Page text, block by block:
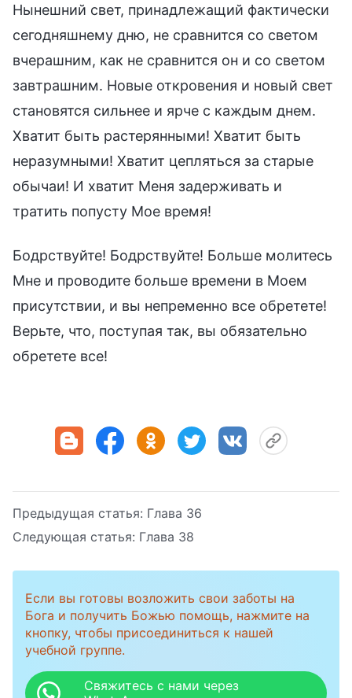
Нынешний свет, принадлежащий фактически
сегодняшнему дню, не сравнится со светом
вчерашним, как не сравнится он и со светом
завтрашним. Новые откровения и новый свет
становятся сильнее и ярче с каждым днем.
Хватит быть растерянными! Хватит быть
неразумными! Хватит цепляться за старые
обычаи! И хватит Меня задерживать и
тратить попусту Мое время!
Бодрствуйте! Бодрствуйте! Больше молитесь
Мне и проводите больше времени в Моем
присутствии, и вы непременно все обретете!
Верьте, что, поступая так, вы обязательно
обретете все!
Предыдущая статья: Глава 36
Следующая статья: Глава 38
Если вы готовы возложить свои заботы на
Бога и получить Божью помощь, нажмите на
кнопку, чтобы присоединиться к нашей
учебной группе.
Свяжитесь с нами через